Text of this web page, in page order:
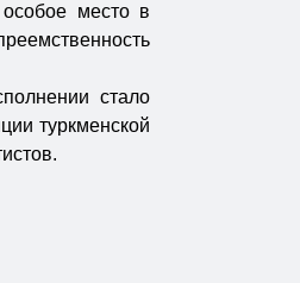
место в
стало
туркменской